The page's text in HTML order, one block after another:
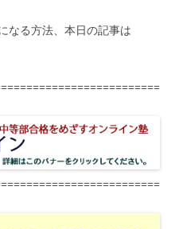
なる方法、本日の記事は